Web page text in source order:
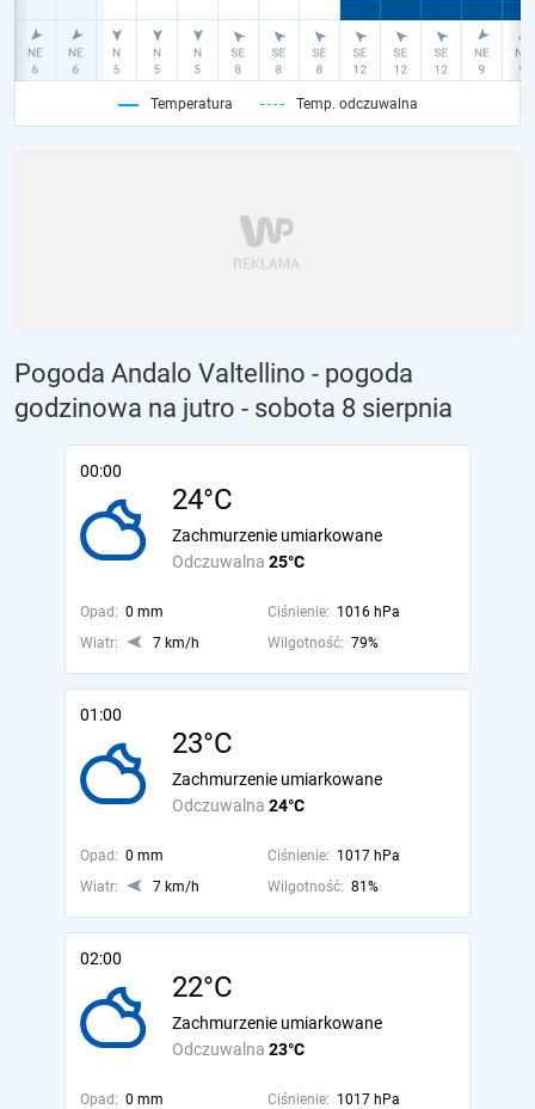
Temperatura Temp. odczuwalna
Pogoda Andalo Valtellino - pogoda
godzinowa na jutro - sobota 8 sierpnia
00:00
24°C
Odczuwalna 25°C
Zachmurzenie umiarkowane
Opad: 0 mm Ciśnienie: 1016 hPa
Wiatr:
7 km/h Wilgotność: 79%
01:00
23°C
Odczuwalna 24°C
Zachmurzenie umiarkowane
Opad: 0 mm Ciśnienie: 1017 hPa
Wiatr:
7 km/h Wilgotność: 81%
02:00
22°C
Odczuwalna 23°C
Zachmurzenie umiarkowane
Opad: 0 mm Ciśnienie: 1017 hPa